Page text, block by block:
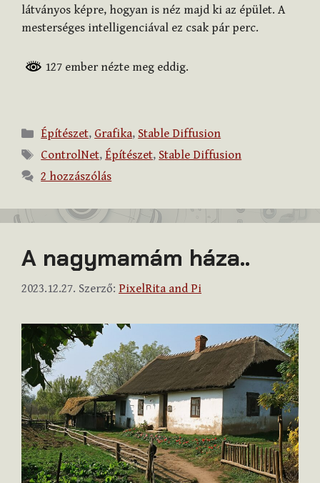
látványos képre, hogyan is néz majd ki az épület. A
mesterséges intelligenciával ez csak pár perc.
127 ember nézte meg eddig.
Kategória
Építészet, Grafika, Stable Diffusion
Címkék
ControlNet, Építészet, Stable Diffusion
2 hozzászólás
A nagymamám háza..
2023.12.27. Szerző: PixelRita and Pi